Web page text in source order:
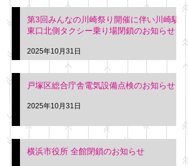
第3回みんなの川崎祭り開催に伴い川崎駅
東口北側タクシー乗り場閉鎖のお知らせ
2025年10月31日
戸塚区総合庁舎電気設備点検のお知らせ
2025年10月31日
横浜市役所 全館閉鎖のお知らせ